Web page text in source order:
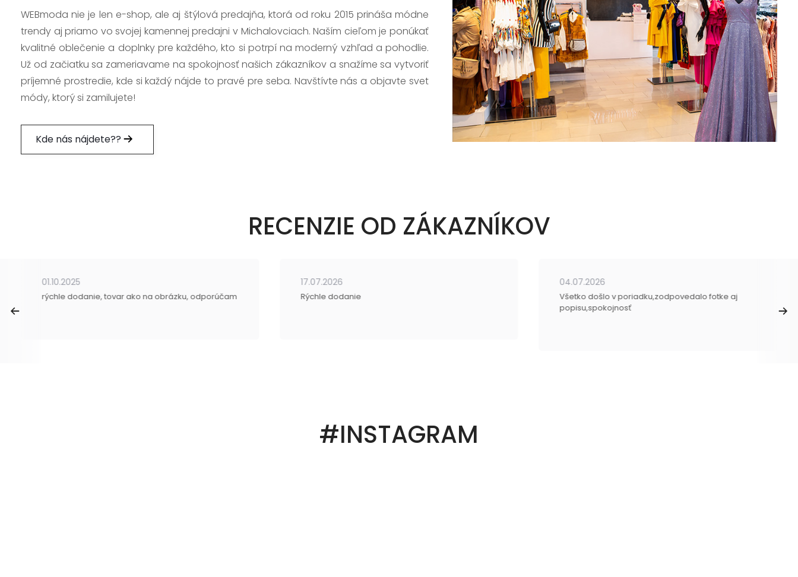
WEBmoda nie je len e-shop, ale aj štýlová predajňa, ktorá od roku 2015 prináša módne
trendy aj priamo vo svojej kamennej predajni v Michalovciach. Naším cieľom je ponúkať
kvalitné oblečenie a doplnky pre každého, kto si potrpí na moderný vzhľad a pohodlie.
Už od začiatku sa zameriavame na spokojnosť našich zákazníkov a snažíme sa vytvoriť
príjemné prostredie, kde si každý nájde to pravé pre seba. Navštívte nás a objavte svet
módy, ktorý si zamilujete!
Kde nás nájdete??
RECENZIE OD ZÁKAZNÍKOV
01.10.2025
rýchle dodanie, tovar ako na obrázku, odporúčam
17.07.2026
Rýchle dodanie
04.07.2026
Všetko došlo v poriadku,zodpovedalo fotke aj
popisu,spokojnosť
#INSTAGRAM